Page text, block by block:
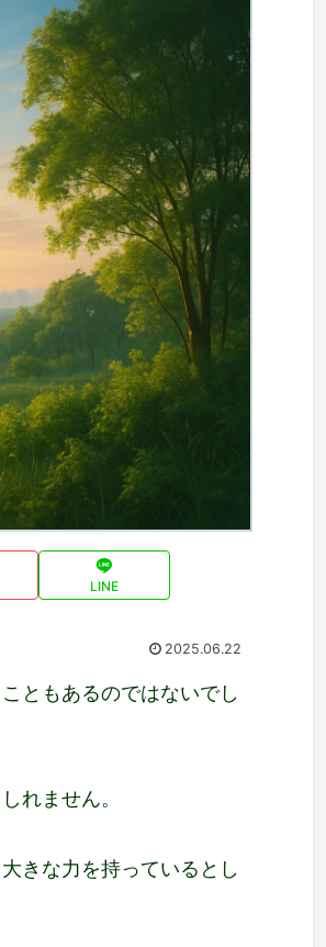
LINE
2025.06.22
ともあるのではないでし
れません。
きな力を持っているとし